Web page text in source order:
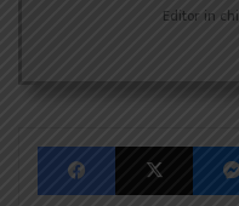
Editor in
FacebookX